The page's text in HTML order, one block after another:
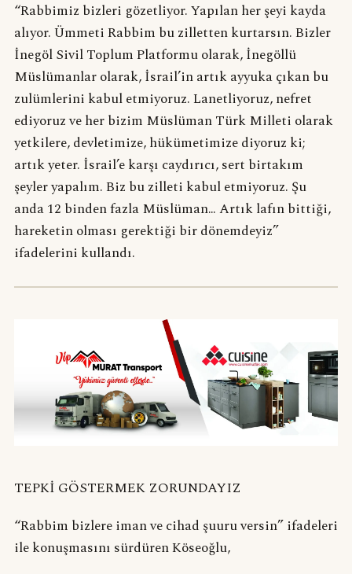
“Rabbimiz bizleri gözetliyor. Yapılan her şeyi kayda
alıyor. Ümmeti Rabbim bu zilletten kurtarsın. Bizler
İnegöl Sivil Toplum Platformu olarak, İnegöllü
Müslümanlar olarak, İsrail’in artık ayyuka çıkan bu
zulümlerini kabul etmiyoruz. Lanetliyoruz, nefret
ediyoruz ve her bizim Müslüman Türk Milleti olarak
yetkilere, devletimize, hükümetimize diyoruz ki;
artık yeter. İsrail’e karşı caydırıcı, sert birtakım
şeyler yapalım. Biz bu zilleti kabul etmiyoruz. Şu
anda 12 binden fazla Müslüman… Artık lafın bittiği,
hareketin olması gerektiği bir dönemdeyiz”
ifadelerini kullandı.
TEPKİ GÖSTERMEK ZORUNDAYIZ
“Rabbim bizlere iman ve cihad şuuru versin” ifadeleri
ile konuşmasını sürdüren Köseoğlu,